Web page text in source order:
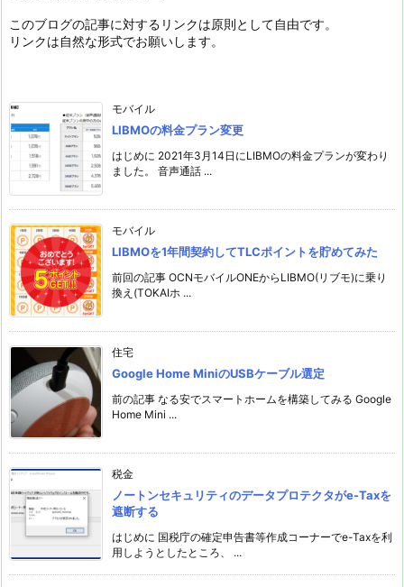
このブログの記事に対するリンクは原則として自由です。
リンクは自然な形式でお願いします。
モバイル
LIBMOの料金プラン変更
はじめに 2021年3月14日にLIBMOの料金プランが変わり
ました。 音声通話 ...
モバイル
LIBMOを1年間契約してTLCポイントを貯めてみた
前回の記事 OCNモバイルONEからLIBMO(リブモ)に乗り
換え(TOKAIホ ...
住宅
Google Home MiniのUSBケーブル選定
前の記事 なる安でスマートホームを構築してみる Google
Home Mini ...
税金
ノートンセキュリティのデータプロテクタがe-Taxを
遮断する
はじめに 国税庁の確定申告書等作成コーナーでe-Taxを利
用しようとしたところ、 ...